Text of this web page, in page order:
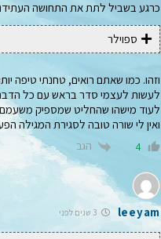
כרגע בשביל לתת את התחושה
ספוילר
וזהו. כמו שאתם רואים, טחנתי טיפה
לעשות לעצמי סדר בראש עם כל
לעוד מישהו שהחליט שמספיק
ואין לי שורה טובה לסגירת המגילה
4 הגב
leeyam 3 שנים לפני